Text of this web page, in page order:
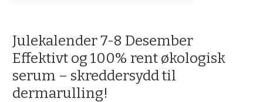
Julekalender 7-8 Desember
Effektivt og 100% rent økologisk
serum – skreddersydd til
dermarulling!